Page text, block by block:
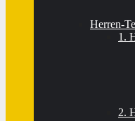
Herren-
1.
2.